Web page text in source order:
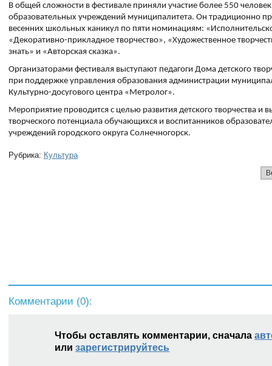
В общей сложности в фестивале приняли участие более 550
образовательных учреждений муниципалитета. Он традиционно
весенних школьных каникул по пяти номинациям:
«Декоративно-прикладное творчество», «Художественное
знать» и «Авторская сказка».
Организаторами фестиваля выступают педагоги Дома детского
при поддержке управления образования администрации
Культурно-досугового центра «Метролог».
Мероприятие проводится с целью развития детского творчества и
творческого потенциала обучающихся и воспитанников
учреждений городского округа Солнечногорск.
Рубрика: Культура
Комментарии (0):
Чтобы оставлять комментарии, сначала
или зарегистрируйтесь